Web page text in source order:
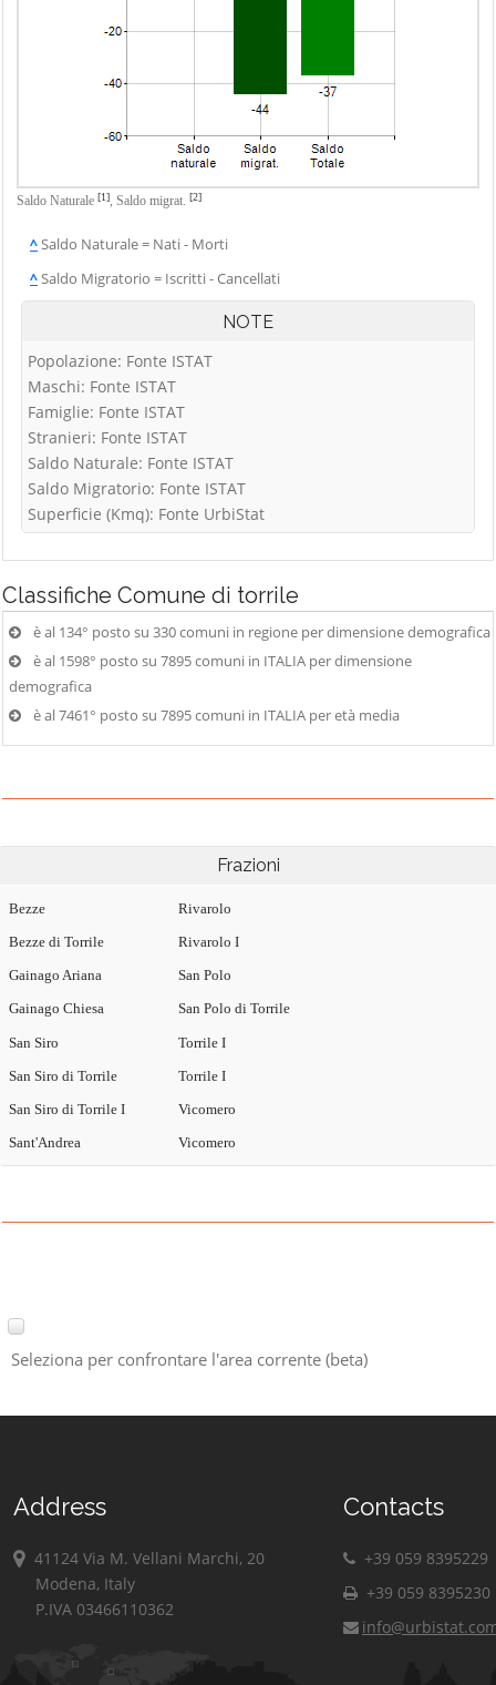
Saldo Naturale [1], Saldo migrat. [2]
^Saldo Naturale = Nati - Morti
^Saldo Migratorio = Iscritti - Cancellati
NOTE
Popolazione: Fonte ISTAT
Maschi: Fonte ISTAT
Famiglie: Fonte ISTAT
Stranieri: Fonte ISTAT
Saldo Naturale: Fonte ISTAT
Saldo Migratorio: Fonte ISTAT
Superficie (Kmq): Fonte UrbiStat
Classifiche Comune di torrile
è al 134° posto su 330 comuni in regione per dimensione demografica
è al 1598° posto su 7895 comuni in ITALIA per dimensione
demografica
è al 7461° posto su 7895 comuni in ITALIA per età media
Frazioni
Bezze
Bezze di Torrile
Gainago Ariana
Gainago Chiesa
Rivarolo
Rivarolo I
San Polo
San Polo di Torrile
San Siro
San Siro di Torrile
San Siro di Torrile I
Sant'Andrea
Torrile I
Torrile I
Vicomero
Vicomero
Seleziona per confrontare l'area corrente (beta)
Address
41124 Via M. Vellani Marchi, 20
Modena, Italy
P.IVA 03466110362
Contacts
+39 059 8395229
+39 059 8395230